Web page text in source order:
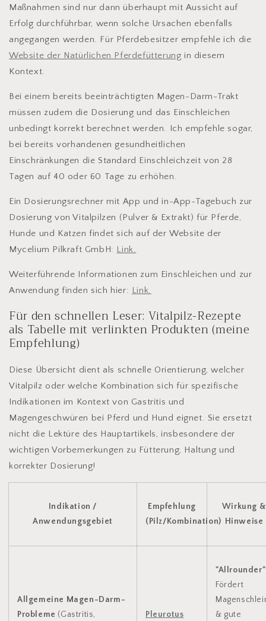
Maßnahmen sind nur dann überhaupt mit Aussicht auf
Erfolg durchführbar, wenn solche Ursachen ebenfalls
angegangen werden. Für Pferdebesitzer empfehle ich die
Website der Natürlichen Pferdefütterung in diesem
Kontext.
Bei einem bereits beeinträchtigten Magen-Darm-Trakt
müssen zudem die Dosierung und das Einschleichen
unbedingt korrekt berechnet werden. Ich empfehle sogar,
bei bereits vorhandenen gesundheitlichen
Einschränkungen die Standard Einschleichzeit von 28
Tagen auf 40 oder 60 Tage zu erhöhen.
Ein Dosierungsrechner mit App und in-App-Tagebuch zur
Dosierung von Vitalpilzen (Pulver & Extrakt) für Pferde,
Hunde und Katzen findet sich auf der Website der
Mycelium Pilkraft GmbH: Link.
Weiterführende Informationen zum Einschleichen und zur
Anwendung finden sich hier: Link.
Für den schnellen Leser: Vitalpilz-Rezepte
als Tabelle mit verlinkten Produkten (meine
Empfehlung)
Diese Übersicht dient als schnelle Orientierung, welcher
Vitalpilz oder welche Kombination sich für spezifische
Indikationen im Kontext von Gastritis und
Magengeschwüren bei Pferd und Hund eignet. Sie ersetzt
nicht die Lektüre des Hauptartikels, insbesondere der
wichtigen Vorbemerkungen zu Fütterung, Haltung und
korrekter Dosierung!
Indikation /
Anwendungsgebiet
Empfehlung
(Pilz/Kombination)
Wirkung &
Hinweise
Allgemeine Magen-Darm-
Probleme (Gastritis,
Pleurotus
"Allrounder"
Fördert
& gute